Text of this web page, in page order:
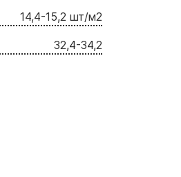
14,4-15,2 шт/м2
32,4-34,2